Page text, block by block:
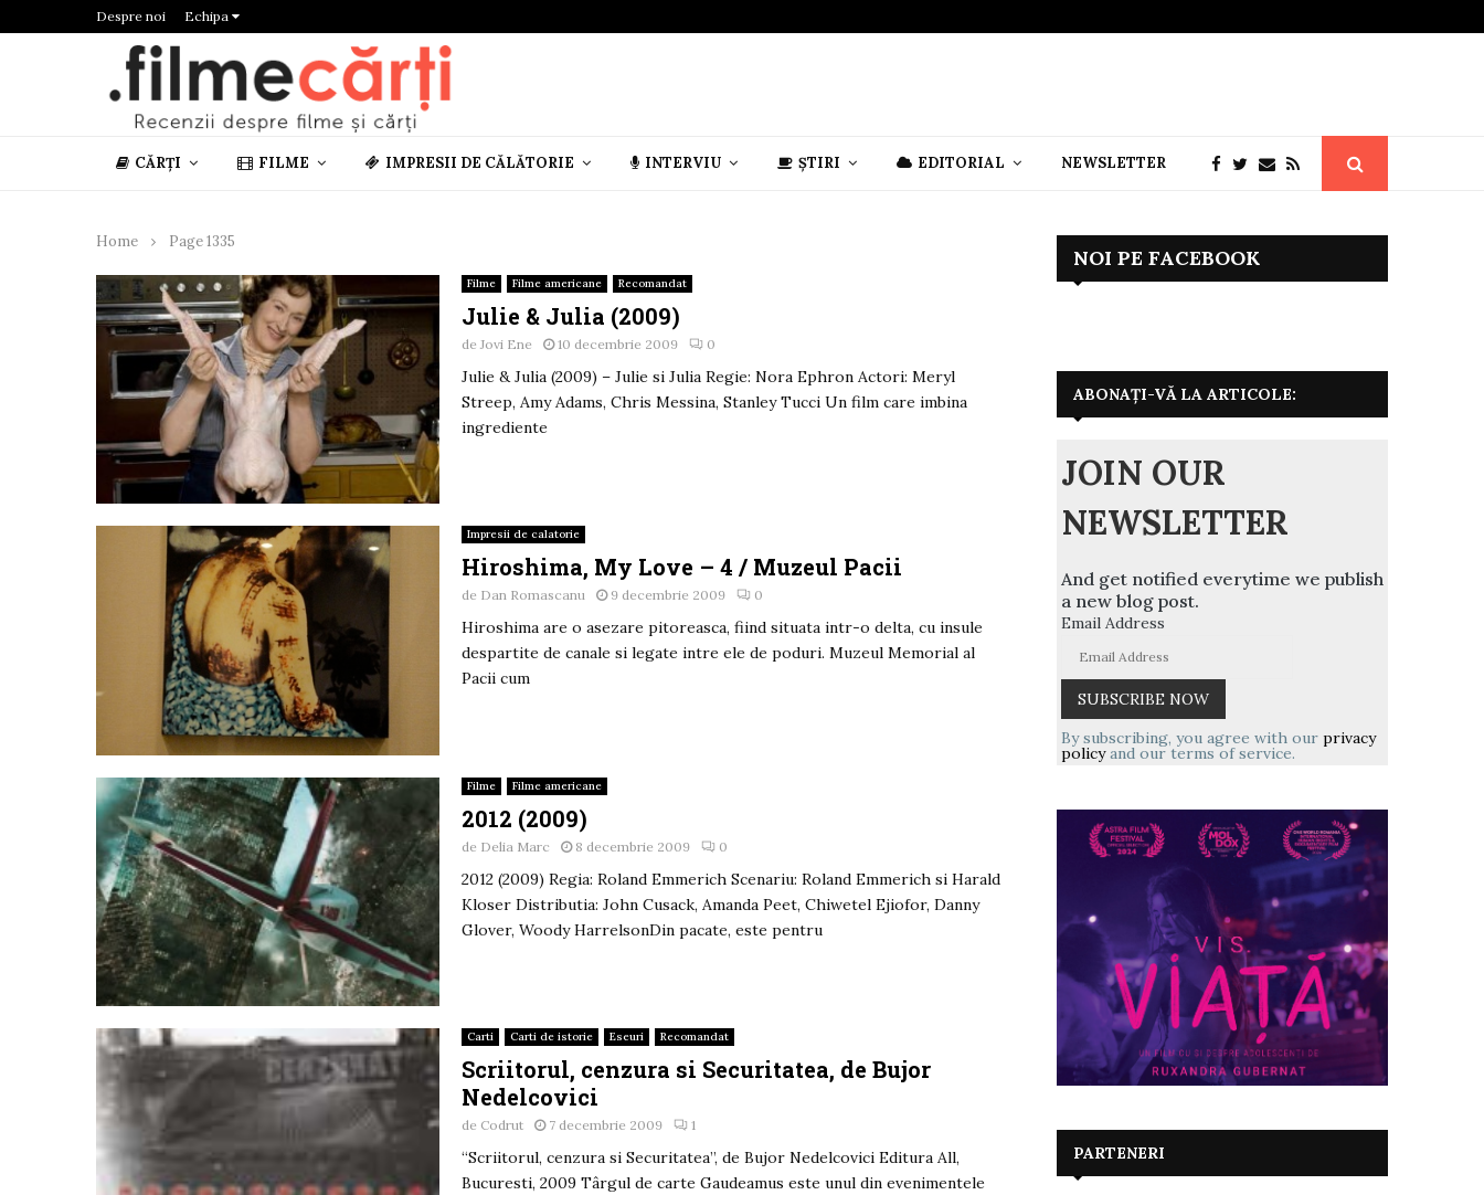
Despre noi Echipa
CĂRȚI FILME IMPRESII DE CĂLĂTORIE INTERVIU ȘTIRI EDITORIAL NEWSLETTER
Home Page 1335
Filme Filme americane Recomandat
Julie & Julia (2009)
de Jovi Ene 10 decembrie 2009 0
Julie & Julia (2009) – Julie si Julia Regie: Nora Ephron Actori: Meryl
Streep, Amy Adams, Chris Messina, Stanley Tucci Un film care imbina
ingrediente
Impresii de calatorie
Hiroshima, My Love – 4 / Muzeul Pacii
de Dan Romascanu 9 decembrie 2009 0
Hiroshima are o asezare pitoreasca, fiind situata intr-o delta, cu insule
despartite de canale si legate intre ele de poduri. Muzeul Memorial al
Pacii cum
Filme Filme americane
2012 (2009)
de Delia Marc 8 decembrie 2009 0
2012 (2009) Regia: Roland Emmerich Scenariu: Roland Emmerich si Harald
Kloser Distributia: John Cusack, Amanda Peet, Chiwetel Ejiofor, Danny
Glover, Woody HarrelsonDin pacate, este pentru
Carti Carti de istorie Eseuri Recomandat
Scriitorul, cenzura si Securitatea, de Bujor
Nedelcovici
de Codrut 7 decembrie 2009 1
“Scriitorul, cenzura si Securitatea”, de Bujor Nedelcovici Editura All,
Bucuresti, 2009 Târgul de carte Gaudeamus este unul din evenimentele
NOI PE FACEBOOK
ABONAȚI-VĂ LA ARTICOLE:
JOIN OUR
NEWSLETTER
And get notified everytime we publish
a new blog post.
Email Address
By subscribing, you agree with our privacy
policyand our terms of service.
PARTENERI